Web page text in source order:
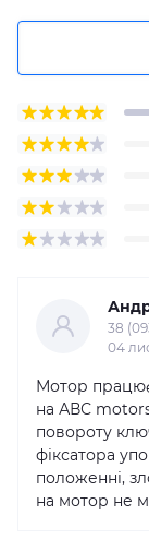
38
04
Мотор
на АВС
повороту
фіксатора
положенні,
на мотор не